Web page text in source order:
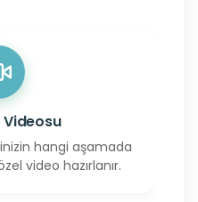
Videosu
hangi aşamada
video hazırlanır.